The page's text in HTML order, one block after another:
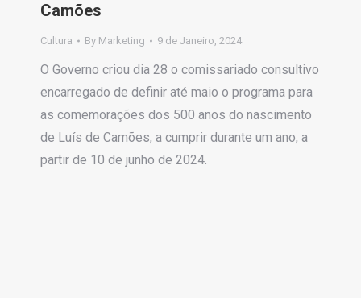
Camões
Cultura By Marketing 9 de Janeiro, 2024
O Governo criou dia 28 o comissariado consultivo
encarregado de definir até maio o programa para
as comemorações dos 500 anos do nascimento
de Luís de Camões, a cumprir durante um ano, a
partir de 10 de junho de 2024.